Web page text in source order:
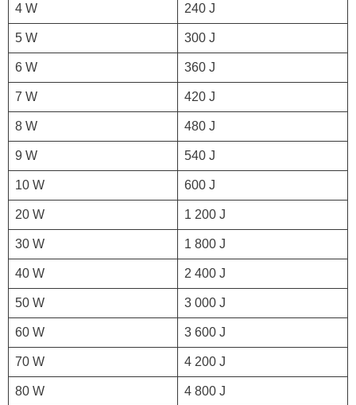
4 W 240 J
5 W 300 J
6 W 360 J
7 W 420 J
8 W 480 J
9 W 540 J
10 W 600 J
20 W 1 200 J
30 W 1 800 J
40 W 2 400 J
50 W 3 000 J
60 W 3 600 J
70 W 4 200 J
80 W 4 800 J